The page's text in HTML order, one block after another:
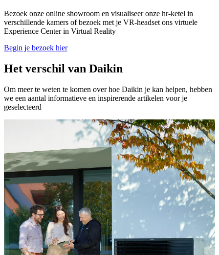
Bezoek onze online showroom en visualiseer onze hr-ketel in
verschillende kamers of bezoek met je VR-headset ons virtuele
Experience Center in Virtual Reality
Begin je bezoek hier
Het verschil van Daikin
Om meer te weten te komen over hoe Daikin je kan helpen, hebben
we een aantal informatieve en inspirerende artikelen voor je
geselecteerd